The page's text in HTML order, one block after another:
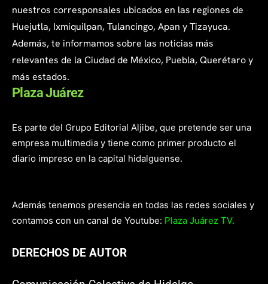
nuestros corresponsales ubicados en las regiones de
Huejutla, Ixmiquilpan, Tulancingo, Apan y Tizayuca.
Además, te informamos sobre las noticias más
relevantes de la Ciudad de México, Puebla, Querétaro y
más estados.
Plaza Juárez
Es parte del Grupo Editorial Aljibe, que pretende ser una
empresa multimedia y tiene como primer producto el
diario impreso en la capital hidalguense.
Además tenemos presencia en todas las redes sociales y
contamos con un canal de Youtube: Plaza Juárez TV.
DERECHOS DE AUTOR